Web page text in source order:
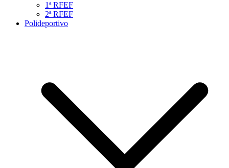
1ª RFEF
2ª RFEF
Polideportivo